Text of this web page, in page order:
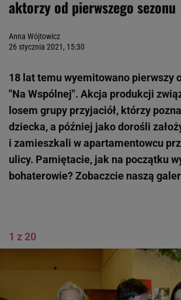
aktorzy od pierwszego sezonu
Anna Wójtowicz
26 stycznia 2021, 15:30
18 lat temu wyemitowano pierwszy
"Na Wspólnej". Akcja produkcji
losem grupy przyjaciół, którzy
dziecka, a później jako dorośli
i zamieszkali w apartamentowcu
ulicy. Pamiętacie, jak na początku
bohaterowie? Zobaczcie naszą
1 z 20